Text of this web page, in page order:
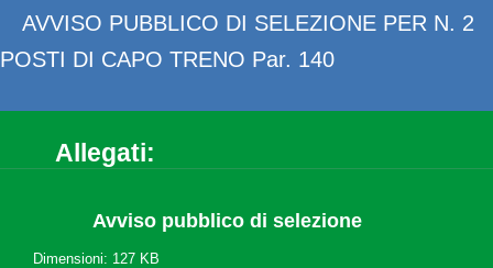
AVVISO PUBBLICO DI SELEZIONE PER N. 2
POSTI DI CAPO TRENO Par. 140
Allegati:
Avviso pubblico di selezione
Dimensioni: 127 KB